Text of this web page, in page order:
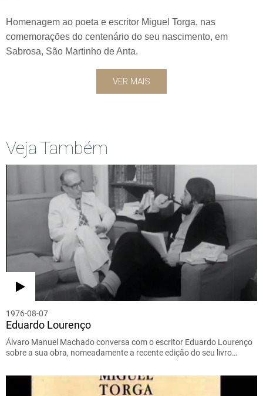
Homenagem ao poeta e escritor Miguel Torga, nas
comemorações do centenário do seu nascimento, em
Sabrosa, São Martinho de Anta.
VER MAIS
Veja Também
1976-08-07
Eduardo Lourenço
Álvaro Manuel Machado conversa com o escritor Eduardo Lourenço
sobre a sua obra, nomeadamente a recente edição do seu livro…